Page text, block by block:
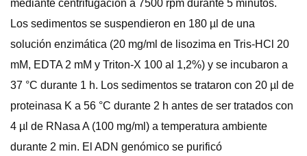
mediante centrifugación a 7500 rpm durante 5 minutos.
Los sedimentos se suspendieron en 180 µl de una
solución enzimática (20 mg/ml de lisozima en Tris-HCl 20
mM, EDTA 2 mM y Triton-X 100 al 1,2%) y se incubaron a
37 °C durante 1 h. Los sedimentos se trataron con 20 µl de
proteinasa K a 56 °C durante 2 h antes de ser tratados con
4 µl de RNasa A (100 mg/ml) a temperatura ambiente
durante 2 min. El ADN genómico se purificó